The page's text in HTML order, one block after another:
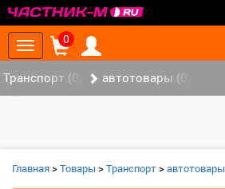
Toggle
navigation
0
Транспорт (0) автотовары (0)
Главная>Товары >Транспорт>автотовары
‹